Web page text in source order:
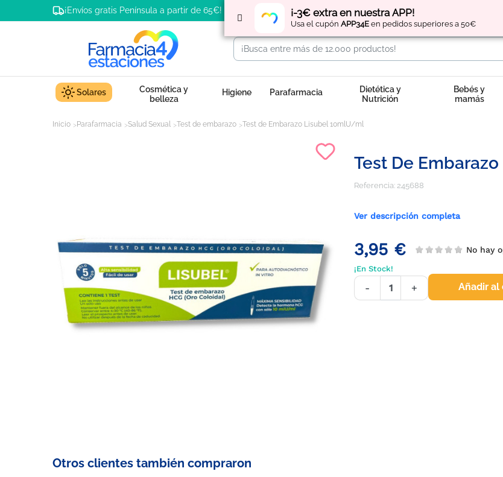
¡-3€ extra en nuestra APP!
Usa el cupón APP34E en pedidos superiores a 50€
¡Envíos gratis Península a partir de 65€! Regístratey obtén
Solares
Cosmética y
belleza
Higiene Parafarmacia
Dietética y
Nutrición
Bebés y
mamás
Inicio Parafarmacia Salud Sexual Test de embarazo Test de Embarazo Lisubel 10mlU/ml
Test De
Referencia: 245688
Ver descripción completa
3,95 € No hay
¡En Stock!
- + Añadir al
Otros clientes también compraron